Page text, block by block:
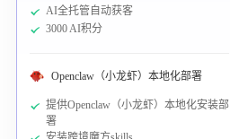
AI全托管自动获客
3000 AI积分
Openclaw（小龙虾）本地化部署
提供Openclaw（小龙虾）本地化安装部
署